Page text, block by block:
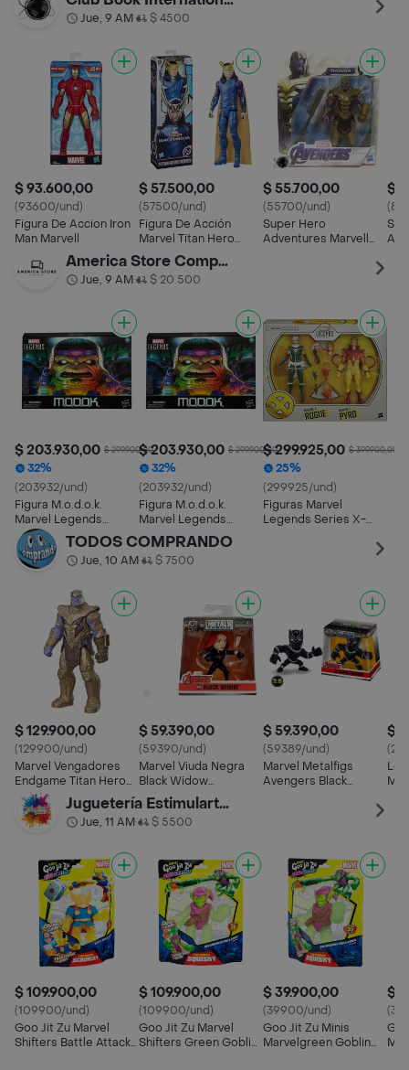
America
Jue, 9 AM• $ 4500
$ 93.600,00
(93600/und)
Figura De Accion Iron
Man Marvell
$ 57.500,00
(57500/und)
Figura De Acción
Marvel Titan Hero
Series Loki
$ 55.700,00
(55700/und)
Super Hero
Adventures Marvell
$
America Store Computer
Jue, 9 AM• $ 20.500
$ 203.930,00 $ 299.900,00
32%
(203932/und)
Figura M.o.d.o.k.
Marvel Legends
Series
$ 203.930,00 $ 299.900,00
32%
(203932/und)
Figura M.o.d.o.k.
Marvel Legends
Series
(5010993792528)
$ 299.925,00 $ 399.900,00
25%
(299925/und)
Figuras Marvel
Legends Series X-
TODOS COMPRANDO
Jue, 10 AM• $ 7500
$ 129.900,00
(129900/und)
Marvel Vengadores
Endgame Titan Hero
Thanos
$ 59.390,00
(59390/und)
Marvel Viuda Negra
Black Widow
Avengers Metal Die
Cast -2.5
$ 59.390,00
(59389/und)
Marvel Metalfigs
Avengers Black
$
Juguetería Estimularte: Avenida Chile
Jue, 11 AM• $ 5500
$ 109.900,00
(109900/und)
Goo Jit Zu Marvel
Shifters Battle Attack
$ 109.900,00
(109900/und)
Goo Jit Zu Marvel
Shifters Green Goblin
$ 39.900,00
(39900/und)
Goo Jit Zu Minis
Marvelgreen Goblin
$